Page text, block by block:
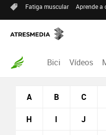
Fatiga muscular Aprende a
Bici Vídeos
A B C
H I J